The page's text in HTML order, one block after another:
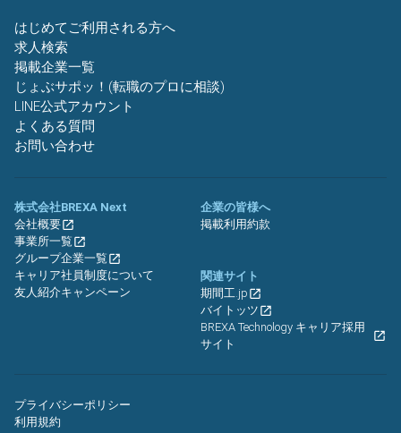
はじめてご利用される方へ
求人検索
掲載企業一覧
じょぶサポッ！(転職のプロに相談)
LINE公式アカウント
よくある質問
お問い合わせ
株式会社BREXA Next
会社概要
事業所一覧
グループ企業一覧
キャリア社員制度について
友人紹介キャンペーン
企業の皆様へ
掲載利用約款
関連サイト
期間工.jp
バイトッツ
BREXA Technology キャリア採用
サイト
プライバシーポリシー
利用規約